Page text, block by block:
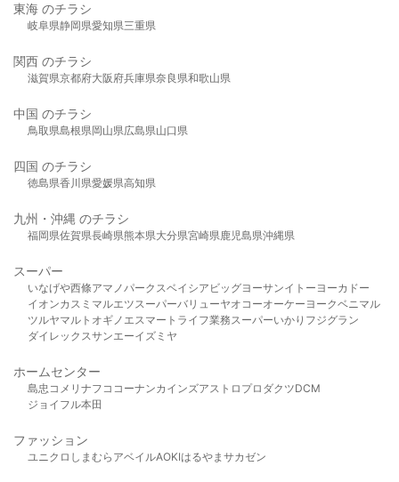
東海 のチラシ
岐阜県静岡県愛知県三重県
関西 のチラシ
滋賀県京都府大阪府兵庫県奈良県和歌山県
中国 のチラシ
鳥取県島根県岡山県広島県山口県
四国 のチラシ
徳島県香川県愛媛県高知県
九州・沖縄 のチラシ
福岡県佐賀県長崎県熊本県大分県宮崎県鹿児島県沖縄県
スーパー
いなげや西條アマノパークスベイシア ビッグヨーサンイトーヨーカドー
イオンカスミ マルエツスーパーバリューヤオコーオーケー ヨークベニマル
ツルヤマルト オギノ エスマート ライフ業務スーパーいかり フジグラン
ダイレックスサンエーイズミヤ
ホームセンター
島忠 コメリ ナフコ コーナンカインズアストロプロダクツDCM
ジョイフル本田
ファッション
ユニクロ しまむら アベイルAOKIはるやま サカゼン